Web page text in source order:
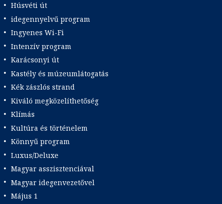
Húsvéti út
idegennyelvű program
Ingyenes Wi-Fi
Intenzív program
Karácsonyi út
Kastély és múzeumlátogatás
Kék zászlós strand
Kiváló megközelíthetőség
Klímás
Kultúra és történelem
Könnyű program
Luxus/Deluxe
Magyar asszisztenciával
Magyar idegenvezetővel
Május 1